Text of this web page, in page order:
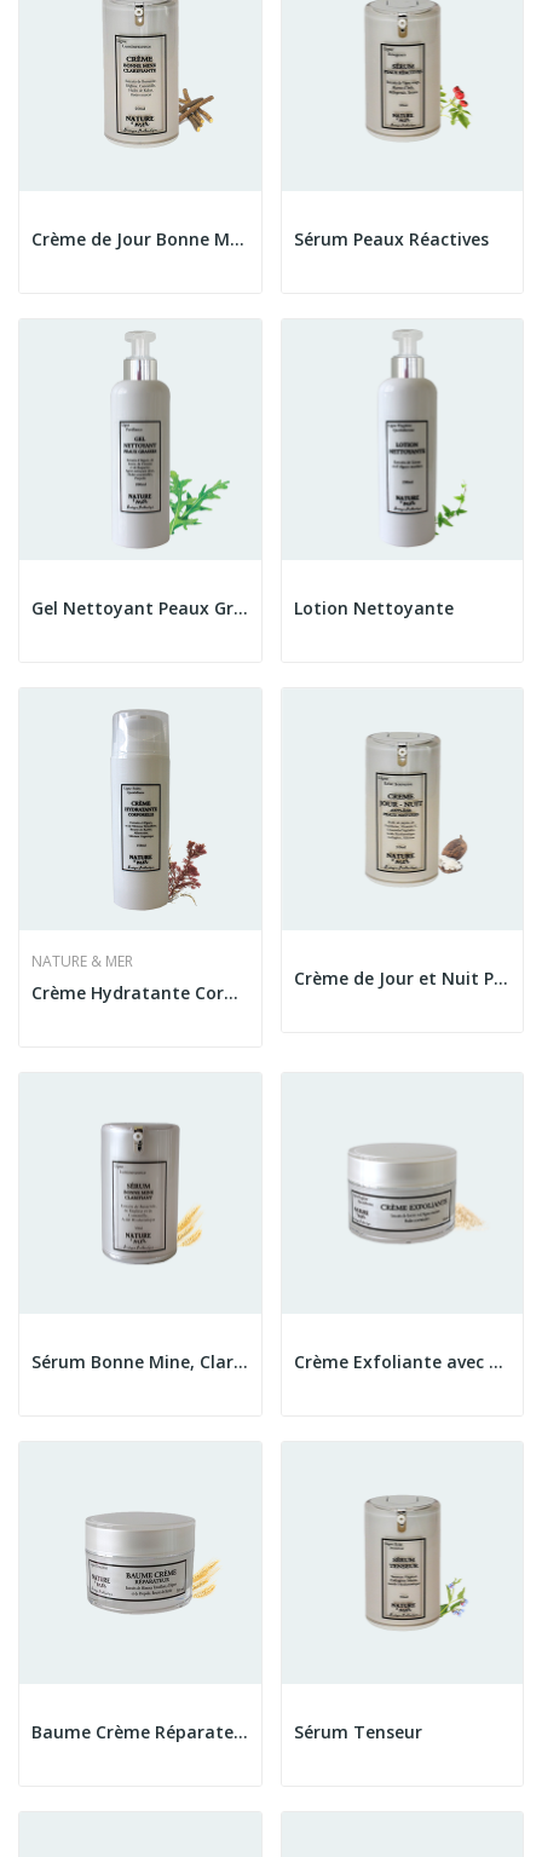
Crème de Jour Bonne Mine, Clarifiante Sérum Peaux Réactives
Gel Nettoyant Peaux Grasses Lotion Nettoyante
NATURE & MER
Crème Hydratante Corporelle
Crème de Jour et Nuit Peaux Matures
Sérum Bonne Mine, Clarifiant Crème Exfoliante avec Particules
Baume Crème Réparateur Sérum Tenseur